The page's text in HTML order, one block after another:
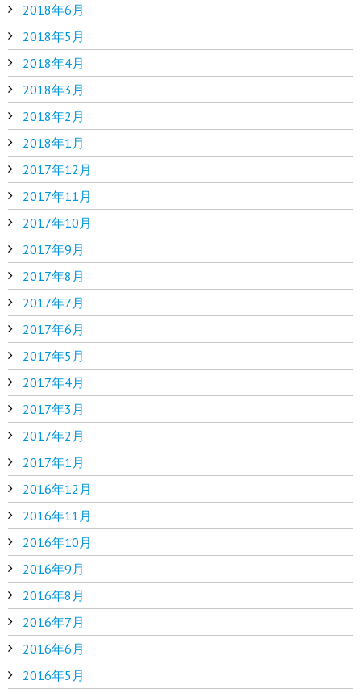
2018年6月
2018年5月
2018年4月
2018年3月
2018年2月
2018年1月
2017年12月
2017年11月
2017年10月
2017年9月
2017年8月
2017年7月
2017年6月
2017年5月
2017年4月
2017年3月
2017年2月
2017年1月
2016年12月
2016年11月
2016年10月
2016年9月
2016年8月
2016年7月
2016年6月
2016年5月